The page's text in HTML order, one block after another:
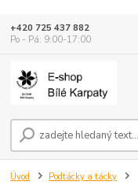
+420 725 437 882
Po - Pá: 9:00-17:00
Úvod Podtácky a tácky